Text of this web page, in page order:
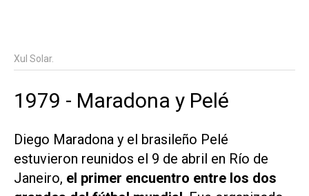
Xul Solar.
1979 - Maradona y Pelé
Diego Maradona y el brasileño Pelé
estuvieron reunidos el 9 de abril en Río de
Janeiro, el primer encuentro entre los dos